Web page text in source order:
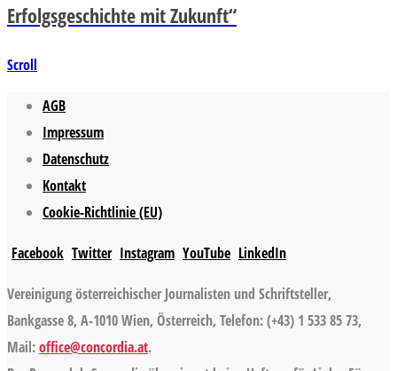
Erfolgsgeschichte mit Zukunft“
Scroll
AGB
Impressum
Datenschutz
Kontakt
Cookie-Richtlinie (EU)
Facebook Twitter Instagram YouTube LinkedIn
Vereinigung österreichischer Journalisten und Schriftsteller,
Bankgasse 8, A-1010 Wien, Österreich, Telefon: (+43) 1 533 85 73,
Mail:office@concordia.at.